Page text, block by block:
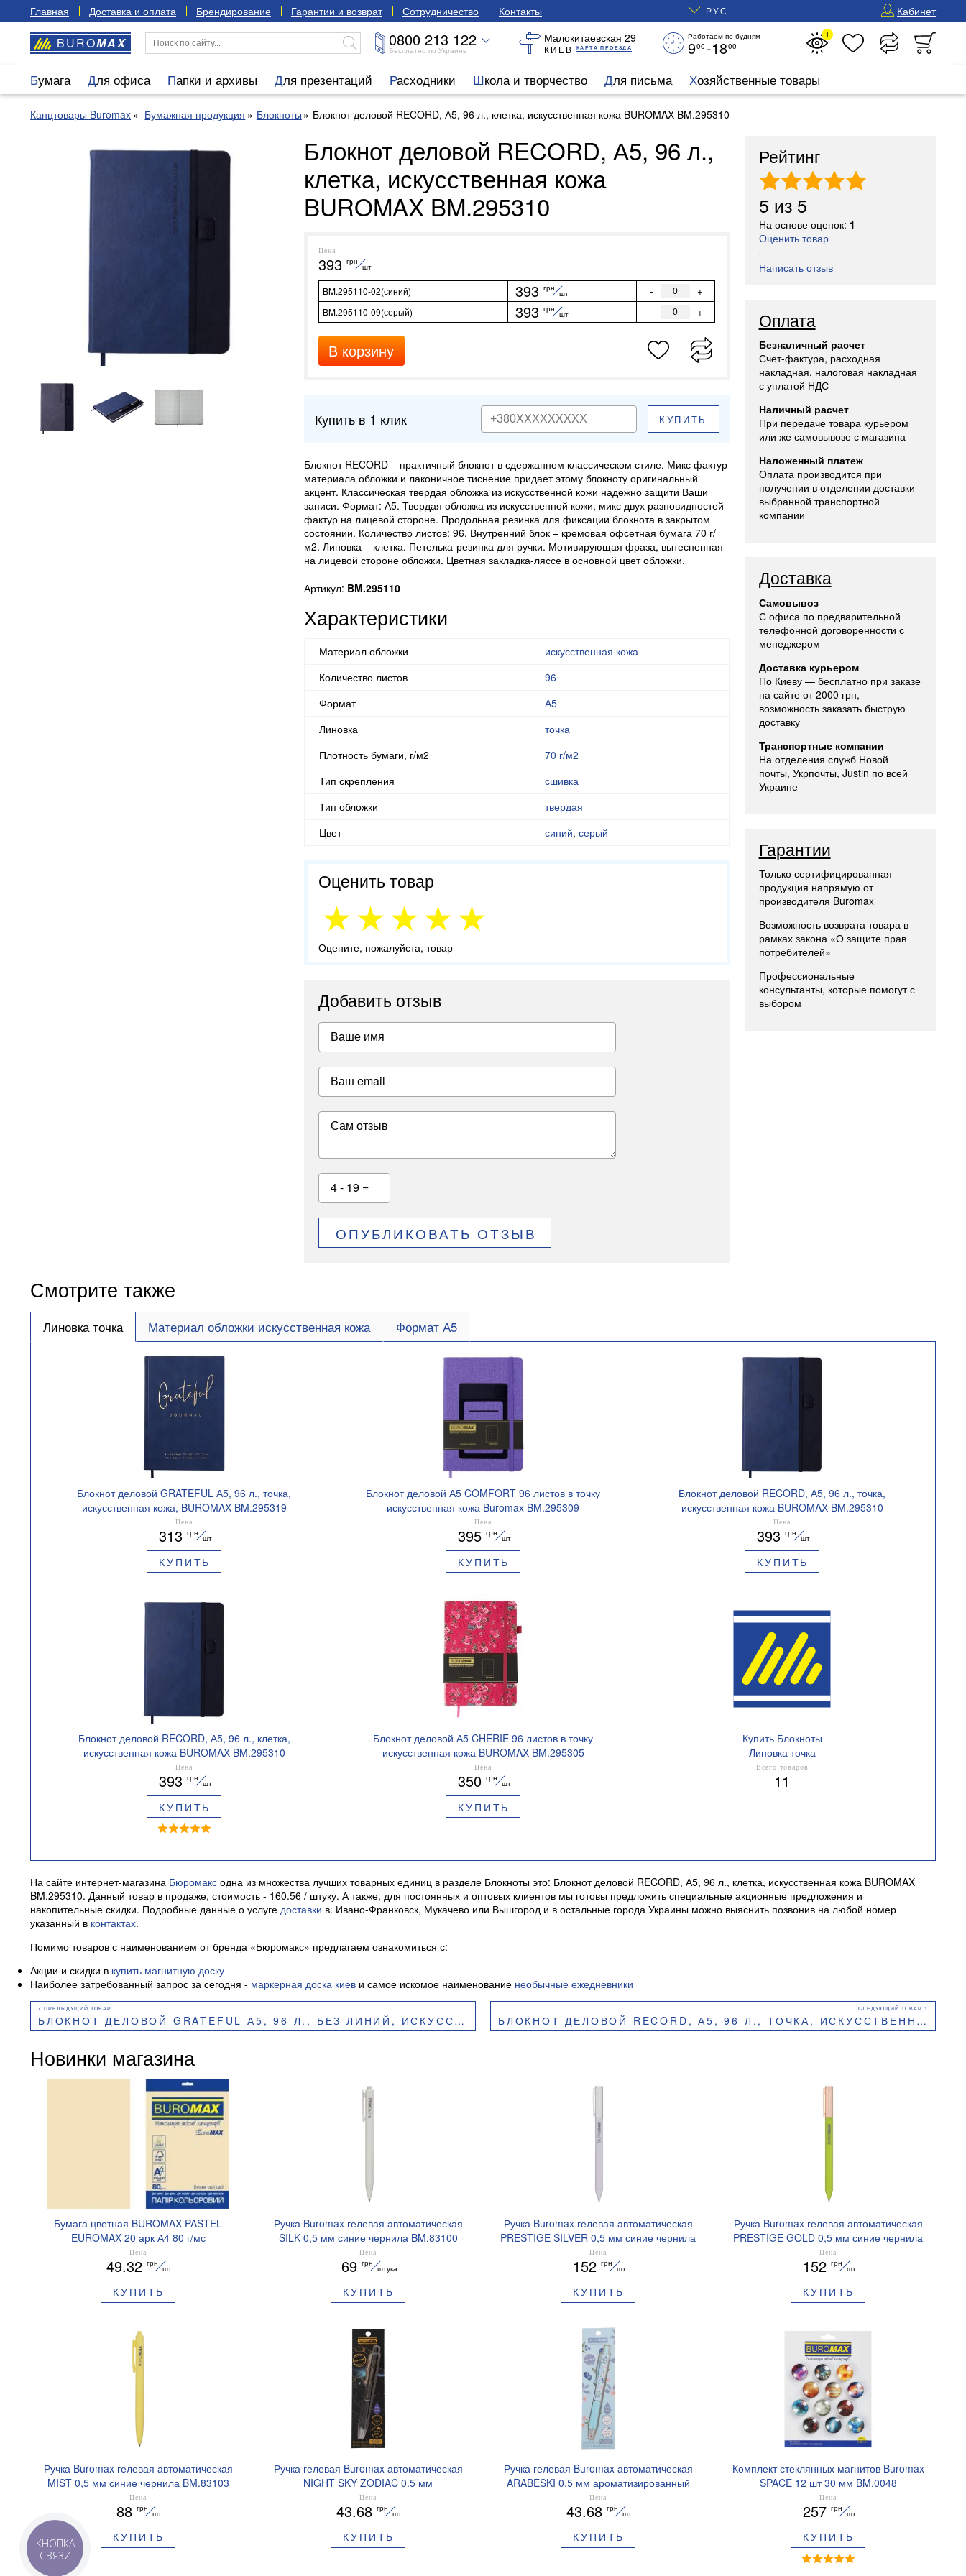
Главная Доставка и оплата Брендирование Гарантии и возврат Сотрудничество Контакты РУС Кабинет
BUROMAX 0800 213 122
Бесплатно по Украине
Малокитаевская 29
КИЕВ КАРТА ПРОЕЗДА
Работаем по будням
900 -1800
1
Бумага Для офиса Папки и архивы Для презентаций Расходники Школа и творчество Для письма Хозяйственные товары
Канцтовары Buromax Бумажная продукция Блокноты Блокнот деловой RECORD, А5, 96 л., клетка, искусственная кожа BUROMAX BM.295310
Блокнот деловой RECORD, А5, 96 л.,
клетка, искусственная кожа
BUROMAX BM.295310
Цена
393 грн
шт
BM.295110-02(синий) 393 грн
шт - +
BM.295110-09(серый) 393 грн
шт - +
В корзину
Купить в 1 клик КУПИТЬ
Блокнот RECORD – практичный блокнот в сдержанном классическом стиле. Микс фактур
материала обложки и лаконичное тиснение придает этому блокноту оригинальный
акцент. Классическая твердая обложка из искусственной кожи надежно защити Ваши
записи. Формат: А5. Твердая обложка из искусственной кожи, микс двух разновидностей
фактур на лицевой стороне. Продольная резинка для фиксации блокнота в закрытом
состоянии. Количество листов: 96. Внутренний блок – кремовая офсетная бумага 70 г/
м2. Линовка – клетка. Петелька-резинка для ручки. Мотивирующая фраза, вытесненная
на лицевой стороне обложки. Цветная закладка-ляссе в основной цвет обложки.
Артикул: BM.295110
Характеристики
Материал обложки
искусственная кожа
Количество листов
96
Формат
А5
Линовка
точка
Плотность бумаги, г/м2
70 г/м2
Тип скрепления
сшивка
Тип обложки
твердая
Цвет
синий, серый
Оценить товар
Оцените, пожалуйста, товар
Добавить отзыв
Ваше имя
Ваш email
Сам отзыв
4 - 19 =
ОПУБЛИКОВАТЬ ОТЗЫВ
Рейтинг
5 из 5
На основе оценок: 1
Оценить товар
Написать отзыв
Оплата
Безналичный расчет
Счет-фактура, расходная
накладная, налоговая накладная
с уплатой НДС
Наличный расчет
При передаче товара курьером
или же самовывозе с магазина
Наложенный платеж
Оплата производится при
получении в отделении доставки
выбранной транспортной
компании
Доставка
Самовывоз
С офиса по предварительной
телефонной договоренности с
менеджером
Доставка курьером
По Киеву — бесплатно при заказе
на сайте от 2000 грн,
возможность заказать быструю
доставку
Транспортные компании
На отделения служб Новой
почты, Укрпочты, Justin по всей
Украине
Гарантии
Только сертифицированная
продукция напрямую от
производителя Buromax
Возможность возврата товара в
рамках закона «О защите прав
потребителей»
Профессиональные
консультанты, которые помогут с
выбором
Смотрите также
Линовка точка Материал обложки искусственная кожа Формат А5
Блокнот деловой GRATEFUL А5, 96 л., точка,
искусственная кожа, BUROMAX BM.295319
Цена
313 грн
шт
КУПИТЬ
Блокнот деловой А5 COMFORT 96 листов в точку
искусственная кожа Buromax BM.295309
Цена
395 грн
шт
КУПИТЬ
Блокнот деловой RECORD, А5, 96 л., точка,
искусственная кожа BUROMAX BM.295310
Цена
393 грн
шт
КУПИТЬ
Блокнот деловой RECORD, А5, 96 л., клетка,
искусственная кожа BUROMAX BM.295310
Цена
393 грн
шт
КУПИТЬ
Блокнот деловой А5 CHERIE 96 листов в точку
искусственная кожа BUROMAX BM.295305
Цена
350 грн
шт
КУПИТЬ
Купить Блокноты
Линовка точка
Всего товаров
11
На сайте интернет-магазина Бюромакс одна из множества лучших товарных единиц в разделе Блокноты это: Блокнот деловой RECORD, А5, 96 л., клетка, искусственная кожа BUROMAX
BM.295310. Данный товар в продаже, стоимость - 160.56 / штуку. А также, для постоянных и оптовых клиентов мы готовы предложить специальные акционные предложения и
накопительные скидки. Подробные данные о услуге доставки в: Ивано-Франковск, Мукачево или Вышгород и в остальные города Украины можно выяснить позвонив на любой номер
указанный в контактах.
Помимо товаров с наименованием от бренда «Бюромакс» предлагаем ознакомиться с:
Акции и скидки в купить магнитную доску
Наиболее затребованный запрос за сегодня - маркерная доска киев и самое искомое наименование необычные ежедневники
БЛОКНОТ ДЕЛОВОЙ GRATEFUL А5, 96 Л., БЕЗ ЛИНИЙ, ИСКУССТВЕННАЯ КОЖА, BUROMAX BM.295019 БЛОКНОТ ДЕЛОВОЙ RECORD, А5, 96 Л., ТОЧКА, ИСКУССТВЕННАЯ КОЖА BUROMAX BM.295310
Новинки магазина
Бумага цветная BUROMAX PASTEL
EUROMAX 20 арк А4 80 г/мс
BM.2721220E-08
Цена
49.32 грн
шт
КУПИТЬ
Ручка Buromax гелевая автоматическая
SILK 0,5 мм синие чернила BM.83100
Цена
69 грн
штука
КУПИТЬ
Ручка Buromax гелевая автоматическая
PRESTIGE SILVER 0,5 мм синие чернила
BM.83102
Цена
152 грн
шт
КУПИТЬ
Ручка Buromax гелевая автоматическая
PRESTIGE GOLD 0,5 мм синие чернила
BM.83101
Цена
152 грн
шт
КУПИТЬ
Ручка Buromax гелевая автоматическая
MIST 0,5 мм синие чернила BM.83103
Цена
88 грн
шт
КУПИТЬ
Ручка гелевая Buromax автоматическая
NIGHT SKY ZODIAC 0.5 мм
ароматизированный грипп синие чернила
BM.8379-01
Цена
43.68 грн
шт
КУПИТЬ
Ручка гелевая Buromax автоматическая
ARABESKI 0.5 мм ароматизированный
грипп синие чернила в блистере BM.8379-
02
Цена
43.68 грн
шт
КУПИТЬ
Комплект стеклянных магнитов Buromax
SPACE 12 шт 30 мм BM.0048
Цена
257 грн
шт
КУПИТЬ
КНОПКА
СВЯЗИ